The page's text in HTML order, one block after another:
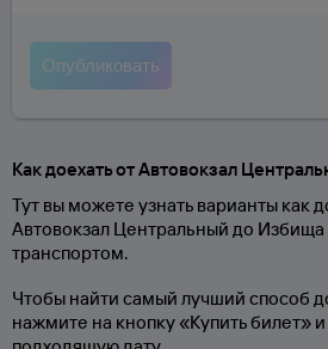
Как доехать от Автовокзал
Тут вы можете узнать варианты как
Автовокзал Центральный до
транспортом.
Чтобы найти самый лучший способ
нажмите на кнопку «Купить билет»